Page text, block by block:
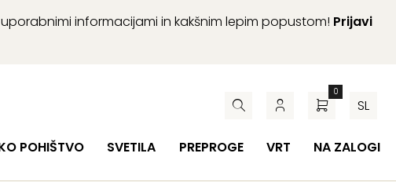
informacijami in kakšnim lepim popustom! Prijavi
0
SL
POHIŠTVO SVETILA PREPROGE VRT NA ZALOGI